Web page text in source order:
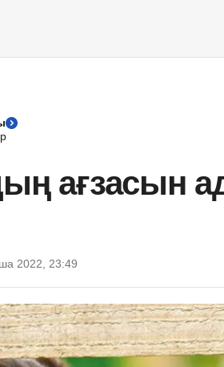
ағзасын
2022, 23:49